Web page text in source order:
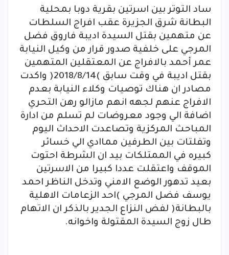
ساد التوتر بين اسرتين بقرية دوبا بمحلية
البطانة شرق الجزيرة عقب افراج السلطات
عن متهمين بقتل السيدة اديبة فاروق فضل
المرجي على خلفية صدور قرار من وكيل النيابة
عمر أحمد بالافراج عن المعتقلين المتهمين
بقتل اديبة في وقت سابق )2018/8/14( واكدت
مصادر ان هناك توصيات وكلاء النيابة بعدم
الافراج عنهم لجهه انهم مازالو رهن التحري
اضافة الي وجود معروضات لم تسلم من ادارة
المباحث المركزية وتصاعدت الاحداث اليوم
وتفلتات بين الطرفين مماادي الي خسائر
كبيره في الممتلكات بيد ان الشرطة احتوت
الموقف واعتقلت عددا كبيرا من الاسرتين
بعيد تدهور الوضع الامني وتدخل الناظر احمد
يوسف فضل المرجي )احد الزعامات الاهلية
بالبطانة( لفض النزاع الجدير بالذكر ان الاتهام
طال زوج السيدة المقتولة واخوانه.